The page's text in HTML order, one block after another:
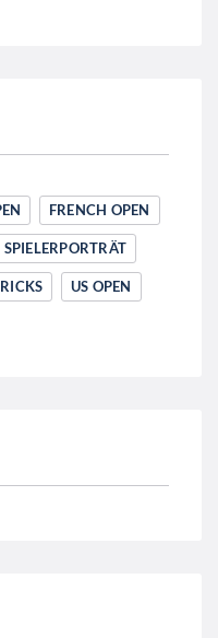
FRENCH OPEN
SPIELERPORTRÄT
US OPEN